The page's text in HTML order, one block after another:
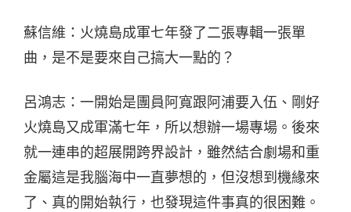
蘇信維：火燒島成軍七年發了二張專輯一張單
曲，是不是要來自己搞大一點的？
呂鴻志：一開始是團員阿寬跟阿浦要入伍、剛好
火燒島又成軍滿七年，所以想辦一場專場。後來
就一連串的超展開跨界設計，雖然結合劇場和重
金屬這是我腦海中一直夢想的，但沒想到機緣來
了、真的開始執行，也發現這件事真的很困難。